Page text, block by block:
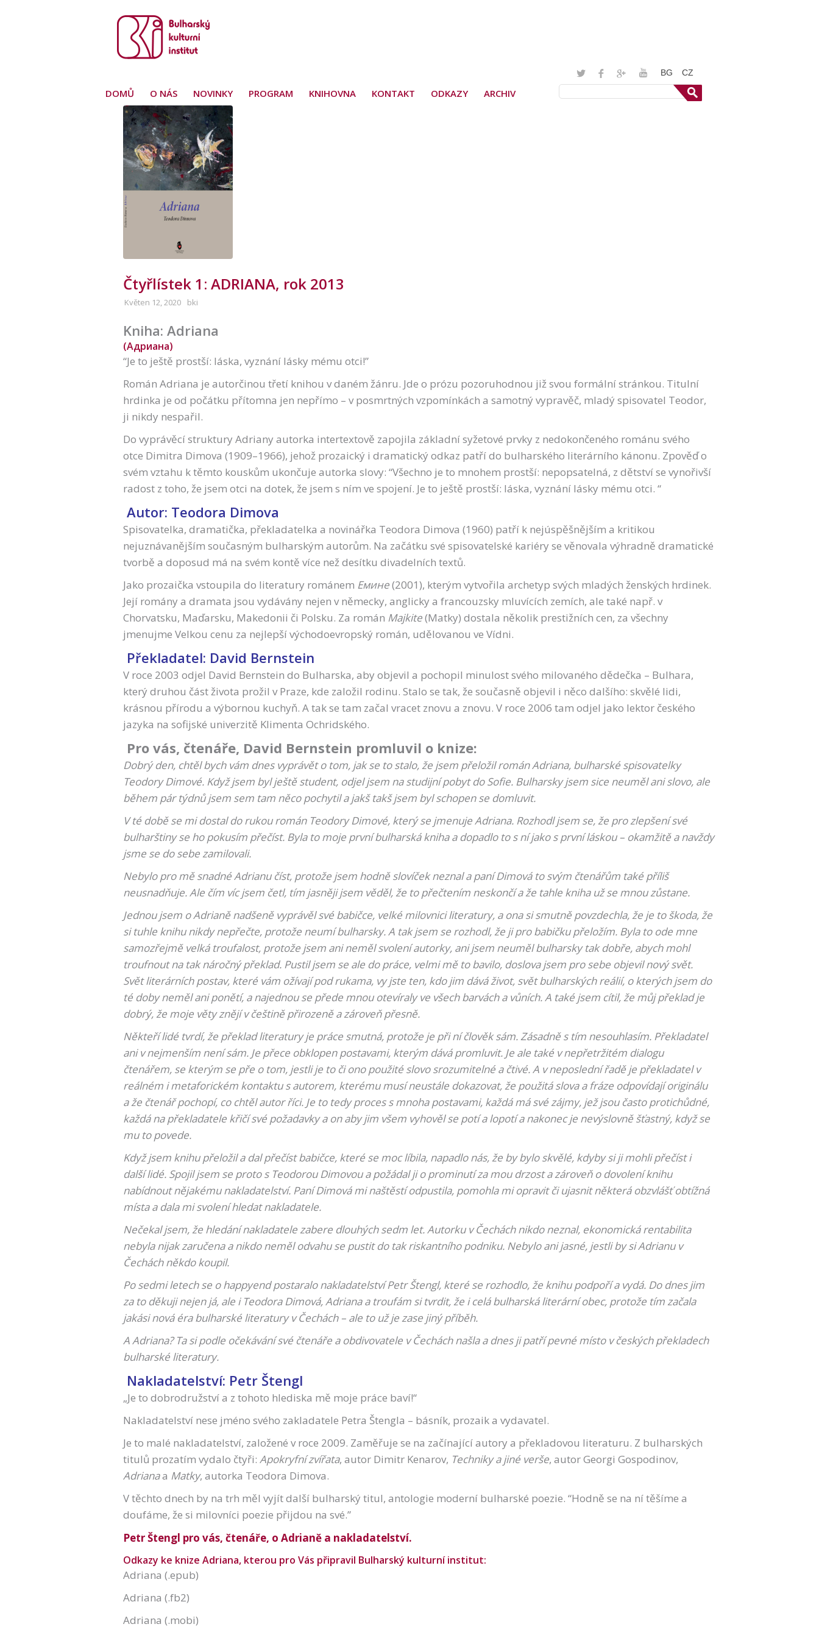
BG CZ
DOMŮ O NÁS NOVINKY PROGRAM KNIHOVNA KONTAKT ODKAZY ARCHIV
Čtyřlístek 1: ADRIANA, rok 2013
Květen 12, 2020 bki
Kniha: Adriana
(Адриана)
“Je to ještě prostší: láska, vyznání lásky mému otci!”
Román Adriana je autorčinou třetí knihou v daném žánru. Jde o prózu pozoruhodnou již svou formální stránkou. Titulní
hrdinka je od počátku přítomna jen nepřímo – v posmrtných vzpomínkách a samotný vypravěč, mladý spisovatel Teodor,
ji nikdy nespařil.
Do vyprávěcí struktury Adriany autorka intertextově zapojila základní syžetové prvky z nedokončeného románu svého
otce Dimitra Dimova (1909–1966), jehož prozaický i dramatický odkaz patří do bulharského literárního kánonu. Zpověď o
svém vztahu k těmto kouskům ukončuje autorka slovy: “Všechno je to mnohem prostší: nepopsatelná, z dětství se vynořivší
radost z toho, že jsem otci na dotek, že jsem s ním ve spojení. Je to ještě prostší: láska, vyznání lásky mému otci. “
Autor: Teodora Dimova
Spisovatelka, dramatička, překladatelka a novinářka Teodora Dimova (1960) patří k nejúspěšnějším a kritikou
nejuznávanějším současným bulharským autorům. Na začátku své spisovatelské kariéry se věnovala výhradně dramatické
tvorbě a doposud má na svém kontě více než desítku divadelních textů.
Jako prozaička vstoupila do literatury románem Емине(2001), kterým vytvořila archetyp svých mladých ženských hrdinek.
Její romány a dramata jsou vydávány nejen v německy, anglicky a francouzsky mluvících zemích, ale také např. v
Chorvatsku, Maďarsku, Makedonii či Polsku. Za román Majkite(Matky) dostala několik prestižních cen, za všechny
jmenujme Velkou cenu za nejlepší východoevropský román, udělovanou ve Vídni.
Překladatel: David Bernstein
V roce 2003 odjel David Bernstein do Bulharska, aby objevil a pochopil minulost svého milovaného dědečka – Bulhara,
který druhou část života prožil v Praze, kde založil rodinu. Stalo se tak, že současně objevil i něco dalšího: skvělé lidi,
krásnou přírodu a výbornou kuchyň. A tak se tam začal vracet znovu a znovu. V roce 2006 tam odjel jako lektor českého
jazyka na sofijské univerzitě Klimenta Ochridského.
Pro vás, čtenáře, David Bernstein promluvil o knize:
Dobrý den, chtěl bych vám dnes vyprávět o tom, jak se to stalo, že jsem přeložil román Adriana, bulharské spisovatelky
Teodory Dimové. Když jsem byl ještě student, odjel jsem na studijní pobyt do Sofie. Bulharsky jsem sice neuměl ani slovo, ale
během pár týdnů jsem sem tam něco pochytil a jakš takš jsem byl schopen se domluvit.
V té době se mi dostal do rukou román Teodory Dimové, který se jmenuje Adriana. Rozhodl jsem se, že pro zlepšení své
bulharštiny se ho pokusím přečíst. Byla to moje první bulharská kniha a dopadlo to s ní jako s první láskou – okamžitě a navždy
jsme se do sebe zamilovali.
Nebylo pro mě snadné Adrianu číst, protože jsem hodně slovíček neznal a paní Dimová to svým čtenářům také příliš
neusnadňuje. Ale čím víc jsem četl, tím jasněji jsem věděl, že to přečtením neskončí a že tahle kniha už se mnou zůstane.
Jednou jsem o Adrianě nadšeně vyprávěl své babičce, velké milovnici literatury, a ona si smutně povzdechla, že je to škoda, že
si tuhle knihu nikdy nepřečte, protože neumí bulharsky. A tak jsem se rozhodl, že ji pro babičku přeložím. Byla to ode mne
samozřejmě velká troufalost, protože jsem ani neměl svolení autorky, ani jsem neuměl bulharsky tak dobře, abych mohl
troufnout na tak náročný překlad. Pustil jsem se ale do práce, velmi mě to bavilo, doslova jsem pro sebe objevil nový svět.
Svět literárních postav, které vám ožívají pod rukama, vy jste ten, kdo jim dává život, svět bulharských reálií, o kterých jsem do
té doby neměl ani ponětí, a najednou se přede mnou otevíraly ve všech barvách a vůních. A také jsem cítil, že můj překlad je
dobrý, že moje věty znějí v češtině přirozeně a zároveň přesně.
Někteří lidé tvrdí, že překlad literatury je práce smutná, protože je při ní člověk sám. Zásadně s tím nesouhlasím. Překladatel
ani v nejmenším není sám. Je přece obklopen postavami, kterým dává promluvit. Je ale také v nepřetržitém dialogu
čtenářem, se kterým se pře o tom, jestli je to či ono použité slovo srozumitelné a čtivé. A v neposlední řadě je překladatel v
reálném i metaforickém kontaktu s autorem, kterému musí neustále dokazovat, že použitá slova a fráze odpovídají originálu
a že čtenář pochopí, co chtěl autor říci. Je to tedy proces s mnoha postavami, každá má své zájmy, jež jsou často protichůdné,
každá na překladatele křičí své požadavky a on aby jim všem vyhověl se potí a lopotí a nakonec je nevýslovně šťastný, když se
mu to povede.
Když jsem knihu přeložil a dal přečíst babičce, které se moc líbila, napadlo nás, že by bylo skvělé, kdyby si ji mohli přečíst i
další lidé. Spojil jsem se proto s Teodorou Dimovou a požádal ji o prominutí za mou drzost a zároveň o dovolení knihu
nabídnout nějakému nakladatelství. Paní Dimová mi naštěstí odpustila, pomohla mi opravit či ujasnit některá obzvlášť obtížná
místa a dala mi svolení hledat nakladatele.
Nečekal jsem, že hledání nakladatele zabere dlouhých sedm let. Autorku v Čechách nikdo neznal, ekonomická rentabilita
nebyla nijak zaručena a nikdo neměl odvahu se pustit do tak riskantního podniku. Nebylo ani jasné, jestli by si Adrianu v
Čechách někdo koupil.
Po sedmi letech se o happyend postaralo nakladatelství Petr Štengl, které se rozhodlo, že knihu podpoří a vydá. Do dnes jim
za to děkuji nejen já, ale i Teodora Dimová, Adriana a troufám si tvrdit, že i celá bulharská literární obec, protože tím začala
jakási nová éra bulharské literatury v Čechách – ale to už je zase jiný příběh.
A Adriana? Ta si podle očekávání své čtenáře a obdivovatele v Čechách našla a dnes ji patří pevné místo v českých překladech
bulharské literatury.
Nakladatelství: Petr Štengl
„Je to dobrodružství a z tohoto hlediska mě moje práce baví!“
Nakladatelství nese jméno svého zakladatele Petra Štengla – básník, prozaik a vydavatel.
Je to malé nakladatelství, založené v roce 2009. Zaměřuje se na začínající autory a překladovou literaturu. Z bulharských
titulů prozatím vydalo čtyři: Apokryfní zvířata, autor Dimitr Kenarov, Techniky a jiné verše, autor Georgi Gospodinov,
Adrianaa Matky, autorka Teodora Dimova.
V těchto dnech by na trh měl vyjít další bulharský titul, antologie moderní bulharské poezie. “Hodně se na ní těšíme a
doufáme, že si milovníci poezie přijdou na své.”
Petr Štengl pro vás, čtenáře, o Adrianě a nakladatelství.
Odkazy ke knize Adriana, kterou pro Vás připravil Bulharský kulturní institut:
Adriana (.epub)
Adriana (.fb2)
Adriana (.mobi)